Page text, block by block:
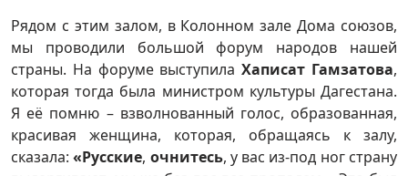
Рядом с этим залом, в Колонном зале Дома союзов,
мы проводили большой форум народов нашей
страны. На форуме выступилаХаписат Гамзатова,
которая тогда была министром культуры Дагестана.
Я её помню – взволнованный голос, образованная,
красивая женщина, которая, обращаясь к залу,
сказала:«Русские, очнитесь, у вас из-под ног страну